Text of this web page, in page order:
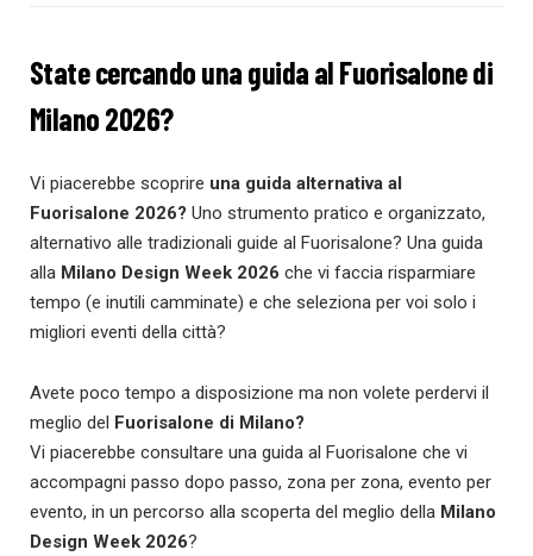
State cercando una guida al Fuorisalone di
Milano 2026?
Vi piacerebbe scoprire una guida alternativa al
Fuorisalone 2026? Uno strumento pratico e organizzato,
alternativo alle tradizionali guide al Fuorisalone? Una guida
alla Milano Design Week 2026 che vi faccia risparmiare
tempo (e inutili camminate) e che seleziona per voi solo i
migliori eventi della città?
Avete poco tempo a disposizione ma non volete perdervi il
meglio del Fuorisalone di Milano?
Vi piacerebbe consultare una guida al Fuorisalone che vi
accompagni passo dopo passo, zona per zona, evento per
evento, in un percorso alla scoperta del meglio della Milano
Design Week 2026?